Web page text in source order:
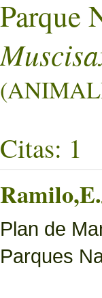
Parque
Citas: 1
Plan de
Parques